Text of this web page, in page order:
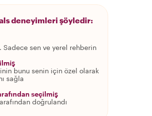
deneyimleri şöyledir:
Sadece sen ve yerel rehberin
bunu senin için özel olarak
sağla
seçilmiş
doğrulandı